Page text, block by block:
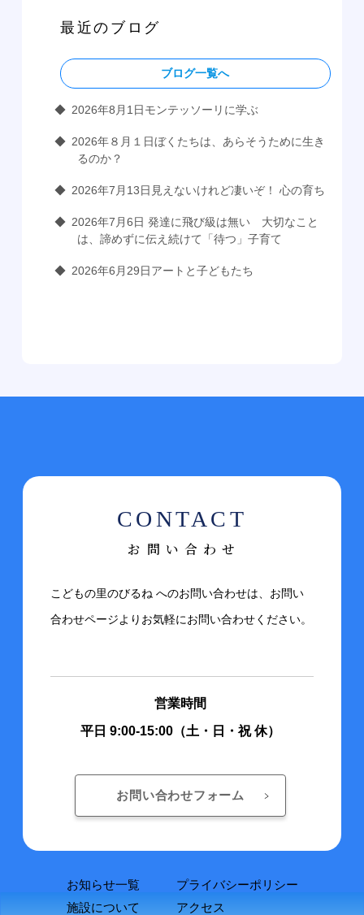
最近のブログ
ブログ一覧へ
2026年8月1日モンテッソーリに学ぶ
2026年８月１日ぼくたちは、あらそうために生き
るのか？
2026年7月13日見えないけれど凄いぞ！ 心の育ち
2026年7月6日 発達に飛び級は無い 大切なこと
は、諦めずに伝え続けて「待つ」子育て
2026年6月29日アートと子どもたち
お問い合わせ
こどもの里のびるね へのお問い合わせは、お問い
合わせページよりお気軽にお問い合わせください。
営業時間
平日 9:00-15:00（土・日・祝 休）
お問い合わせフォーム
お知らせ一覧
施設について
プライバシーポリシー
アクセス